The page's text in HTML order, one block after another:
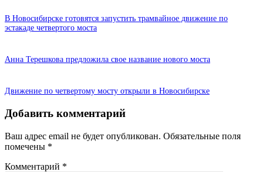
В Новосибирске готовятся запустить трамвайное движение по
эстакаде четвертого моста
Анна Терешкова предложила свое название нового моста
Движение по четвертому мосту открыли в Новосибирске
Добавить комментарий
Ваш адрес email не будет опубликован. Обязательные поля
помечены *
Комментарий *